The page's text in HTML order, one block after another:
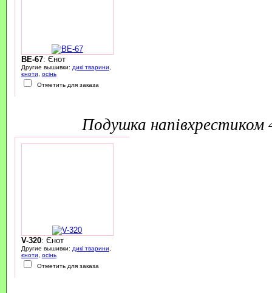
BE-67: Єнот
Другие вышивки: дикі тварини
єноти
осінь
Отметить для заказа
подушка
V-320: Єнот
Другие вышивки: дикі тварини,
єноти, осінь
Отметить для заказа